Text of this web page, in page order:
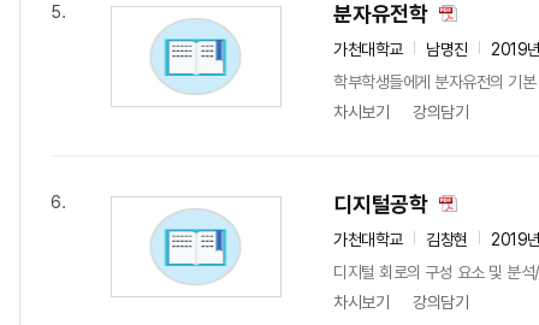
5. 분자유전학
가천대학교 남명진
2019
학부학생들에게 분자유전의 기
차시보기
강의담기
6. 디지털공학
가천대학교 김창현
2019
디지털 회로의 구성 요소 및 분
차시보기
강의담기